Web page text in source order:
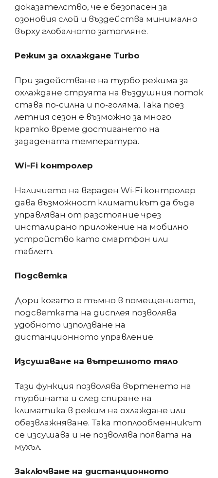
доказателство, че е безопасен за
озоновия слой и въздейства минимално
върху глобалното затопляне.
Режим за охлаждане Turbo
При задействане на турбо режима за
охлаждане струята на въздушния поток
става по-силна и по-голяма. Така през
летния сезон е възможно за много
кратко време достигането на
зададената температура.
Wi-Fi контролер
Наличието на вграден Wi-Fi контролер
дава възможност климатикът да бъде
управляван от разстояние чрез
инсталирано приложение на мобилно
устройство като смартфон или
таблет.
Подсветка
Дори когато е тъмно в помещението,
подсветката на дисплея позволява
удобното използване на
дистанционното управление.
Изсушаване на вътрешното тяло
Тази функция позволява въртенето на
турбината и след спиране на
климатика в режим на охлаждане или
обезвлажняване. Така топлообменникът
се изсушава и не позволява появата на
мухъл.
Заключване на дистанционното